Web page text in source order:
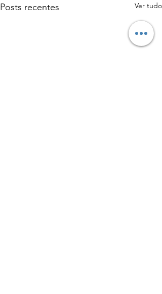
Posts recentes Ver tudo